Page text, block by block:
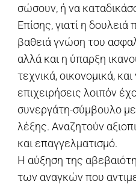
σώσουν, ή να
Επίσης, γιατί η δουλειά
βαθειά γνώση του
αλλά και η ύπαρξη
τεχνικά, οικονομικά,
επιχειρήσεις λοιπόν
συνεργάτη-σύμβουλο
λέξης. Αναζητούν
και επαγγελματισμό.
Η αύξηση της
των αναγκών που